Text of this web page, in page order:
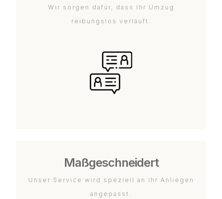
Wir sorgen dafür, dass Ihr Umzug
reibungslos verläuft.
Maßgeschneidert
Unser Service wird speziell an Ihr Anliegen
angepasst.